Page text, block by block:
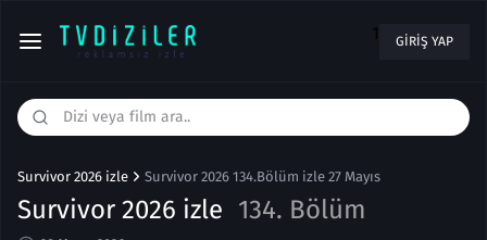
1 GIRIŞ YAP
Survivor 2026 izle Survivor 2026 134.Bölüm izle 27 Mayıs
Survivor 2026 izle 134. Bölüm